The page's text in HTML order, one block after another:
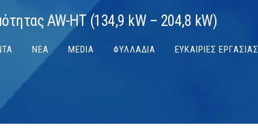
ΝΕΑ MEDIA ΦΥΛΛΑΔΙΑ ΕΥΚΑΙΡΙΕΣ ΕΡΓΑΣΙΑΣ
AW-HT (134,9 kW – 204,8 kW)